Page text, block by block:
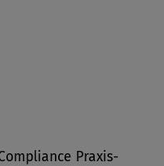
Praxis-